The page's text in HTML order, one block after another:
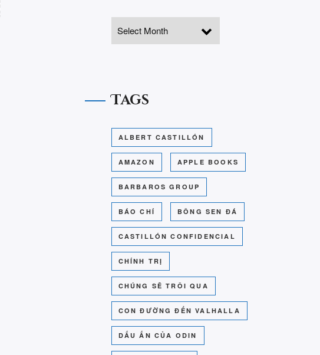
Tags
ALBERT CASTILLÓN
AMAZON APPLE BOOKS
BARBAROS GROUP
BÁO CHÍ BÔNG SEN ĐÁ
CASTILLÓN CONFIDENCIAL
CHÍNH TRỊ
CHÚNG SẼ TRÔI QUA
CON ĐƯỜNG ĐẾN VALHALLA
DẤU ẤN CỦA ODIN